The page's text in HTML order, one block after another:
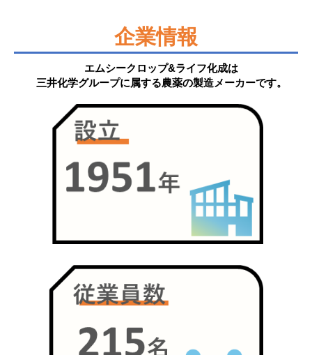
企業情報
エムシークロップ&ライフ化成は
三井化学グループに属する農薬の製造メーカーです。